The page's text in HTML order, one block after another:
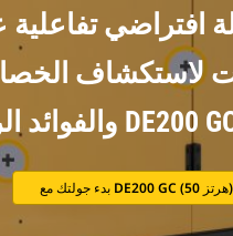
افتراضي
لاستكشاف
بدء جولتك مع DE200 GC (50 هرتز)